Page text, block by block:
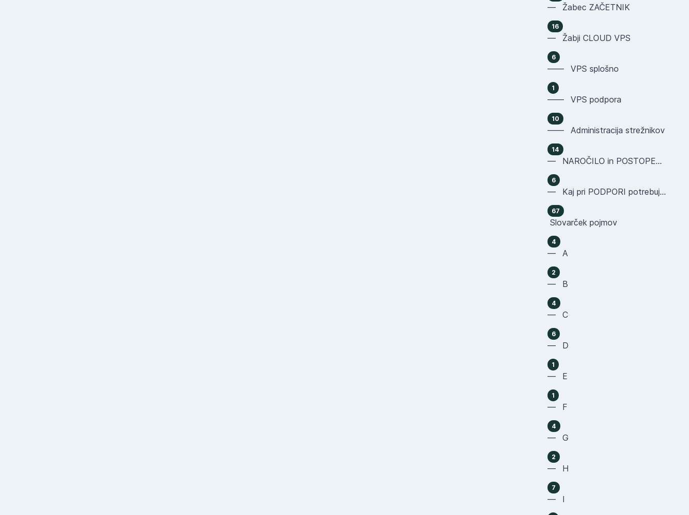
— Žabec ZAČETNIK
16
— Žabji CLOUD VPS
6
—— VPS splošno
1
—— VPS podpora
10
—— Administracija strežnikov
14
— NAROČILO in POSTOPEK NAKUPA
6
— Kaj pri PODPORI potrebujemo OD VAS
67
Slovarček pojmov
4
— A
2
— B
4
— C
6
— D
1
— E
1
— F
4
— G
2
— H
7
— I